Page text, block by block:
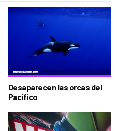
Desaparecen las orcas del
Pacífico